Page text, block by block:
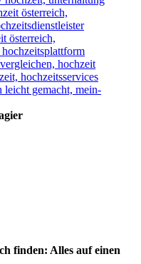
finden: Alles auf einen